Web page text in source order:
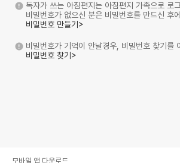
독자가 쓰는 아침편지는 아침편지 가족으로 로
비밀번호가 없으신 분은 비밀번호를 만드신 후
비밀번호 만들기>
비밀번호가 기억이 안날경우, 비밀번호 찾기를
비밀번호 찾기>
모바일 앱 다운로드